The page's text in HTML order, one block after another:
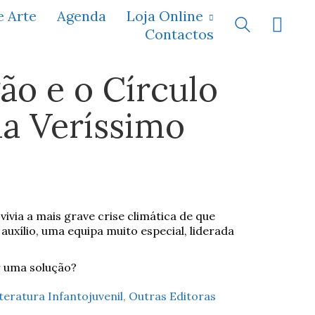
Arte Agenda
Loja Online
Contactos
e o Círculo
Veríssimo
a mais grave crise climática de que
uma equipa muito especial, liderada
solução?
Infantojuvenil, Outras Editoras